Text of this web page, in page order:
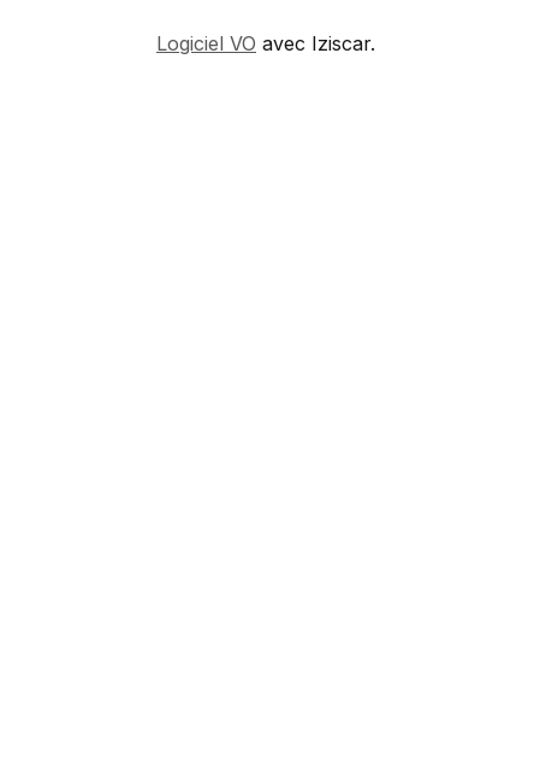
Logiciel VO avec Iziscar.